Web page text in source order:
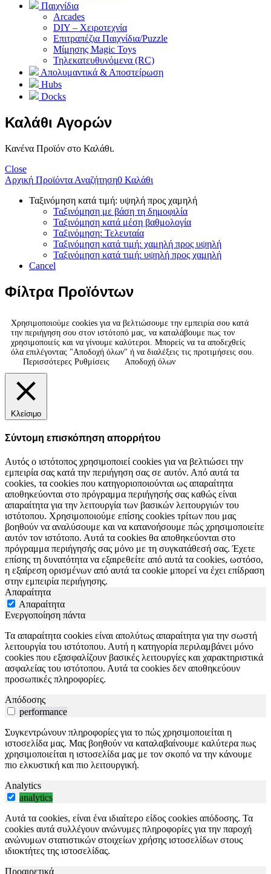
Παιχνίδια
Arcades
DIY – Χειροτεχνία
Επιτραπέζια Παιχνίδια/Puzzle
Μίμησης Magic Toys
Τηλεκατευθυνόμενα (RC)
Απολυμαντικά & Αποστείρωση
Hubs
Docks
Καλάθι Αγορών
Κανένα Προϊόν στο Καλάθι.
Close
Αρχική Προϊόντα Αναζήτηση0 Καλάθι
Ταξινόμηση κατά τιμή: υψηλή προς χαμηλή
Ταξινόμηση με βάση τη δημοφιλία
Ταξινόμηση κατά μέση βαθμολογία
Ταξινόμηση: Τελευταία
Ταξινόμηση κατά τιμή: χαμηλή προς υψηλή
Ταξινόμηση κατά τιμή: υψηλή προς χαμηλή
Cancel
Φίλτρα Προϊόντων
Χρησιμοποιούμε cookies για να βελτιώσουμε την εμπειρία σου κατά
την περιήγηση σου στον ιστότοπό μας, να καταλάβουμε πως τον
χρησιμοποιείς και να γίνουμε καλύτεροι. Μπορείς να τα αποδεχθείς
όλα επιλέγοντας "Αποδοχή όλων" ή να διαλέξεις τις προτιμήσεις σου.
Περισσότερες Ρυθμίσεις
Αποδοχή όλων
Κλείσιμο
Σύντομη επισκόπηση απορρήτου
Αυτός ο ιστότοπος χρησιμοποιεί cookies για να βελτιώσει την
εμπειρία σας κατά την περιήγηση σας σε αυτόν. Από αυτά τα
cookies, τα cookies που κατηγοριοποιούνται ως απαραίτητα
αποθηκεύονται στο πρόγραμμα περιήγησής σας καθώς είναι
απαραίτητα για την λειτουργία των βασικών λειτουργιών του
ιστότοπου. Χρησιμοποιούμε επίσης cookies τρίτων που μας
βοηθούν να αναλύσουμε και να κατανοήσουμε πώς χρησιμοποιείτε
αυτόν τον ιστότοπο. Αυτά τα cookies θα αποθηκεύονται στο
πρόγραμμα περιήγησής σας μόνο με τη συγκατάθεσή σας. Έχετε
επίσης τη δυνατότητα να εξαιρεθείτε από αυτά τα cookies, ωστόσο,
η εξαίρεση ορισμένων από αυτά τα cookie μπορεί να έχει επίδραση
στην εμπειρία περιήγησης.
Απαραίτητα
Απαραίτητα
Ενεργοποίηση πάντα
Τα απαραίτητα cookies είναι απολύτως απαραίτητα για την σωστή
λειτουργία του ιστότοπου. Αυτή η κατηγορία περιλαμβάνει μόνο
cookies που εξασφαλίζουν βασικές λειτουργίες και χαρακτηριστικά
ασφαλείας του ιστότοπου. Αυτά τα cookies δεν αποθηκεύουν
προσωπικές πληροφορίες.
Απόδοσης
performance
Συγκεντρώνουν πληροφορίες για το πώς χρησιμοποιείται η
ιστοσελίδα μας. Μας βοηθούν να καταλαβαίνουμε καλύτερα πως
χρησιμοποιείται η ιστοσελίδα μας με τον σκοπό να την κάνουμε
πιο ελκυστική και πιο λειτουργική.
Analytics
analytics
Αυτά τα cookies, είναι ένα ιδιαίτερο είδος cookies απόδοσης. Τα
cookies αυτά συλλέγουν ανώνυμες πληροφορίες για την παροχή
ανώνυμων στατιστικών στοιχείων χρήσης ιστοσελίδων στους
ιδιοκτήτες της ιστοσελίδας.
Προαιρετικά